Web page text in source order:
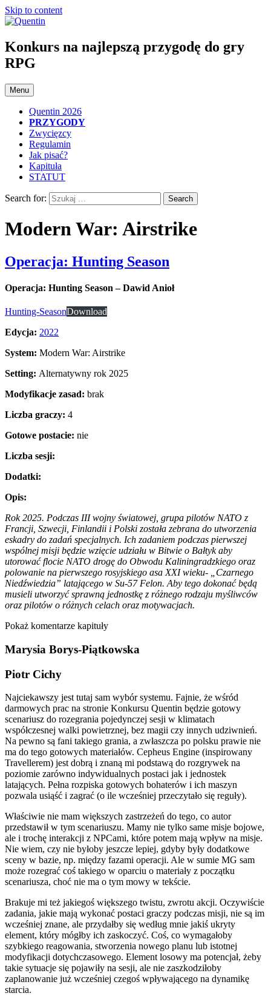
Skip to content
Konkurs na najlepszą przygodę do gry
RPG
Menu
Quentin 2026
PRZYGODY
Zwycięzcy
Regulamin
Jak pisać?
Kapituła
STATUT
Search for:
Modern War: Airstrike
Operacja: Hunting Season
Operacja: Hunting Season – Dawid Anioł
Hunting-SeasonDownload
Edycja: 2022
System: Modern War: Airstrike
Setting: Alternatywny rok 2025
Modyfikacje zasad: brak
Liczba graczy: 4
Gotowe postacie: nie
Liczba sesji:
Dodatki:
Opis:
Rok 2025. Podczas III wojny światowej, grupa pilotów NATO z
Francji, Szwecji, Finlandii i Polski została zebrana do utworzenia
eskadry do zadań specjalnych. Ich zadaniem podczas pierwszej
wspólnej misji będzie wzięcie udziału w Bitwie o Bałtyk aby
utorować flocie NATO drogę do Obwodu Kaliningradzkiego oraz
polowanie na pierwszego rosyjskiego asa XXI wieku- „Czarnego
Niedźwiedzia” latającego w Su-57 Felon. Aby tego dokonać będą
musieli utworzyć sprawną jednostkę z różnego rodzaju myśliwców
oraz pilotów o różnych celach oraz motywacjach.
Pokaż komentarze kapituły
Marysia Borys-Piątkowska
Piotr Cichy
Najciekawszy jest tutaj sam wybór systemu. Fajnie, że wśród
darmowych prac na stronie Konkursu Quentin będzie gotowy
scenariusz do rozegrania pojedynczej sesji w klimatach
współczesnej walki powietrznej, bez magii czy innych udziwnień.
Na pewno są fani takiego grania, a zwłaszcza po polsku prawie nie
ma do tego gotowych materiałów. Cepheus Engine (inspirowany
Travellerem) jest dobrą i znaną mi podstawą do rozgrywek na
poziomie zarówno indywidualnych postaci jak i jednostek
latających. Pełna rozpiska gotowych bohaterów i ich maszyn
pozwala usiąść i zagrać (o ile wcześniej przeczytało się reguły).
Właściwie nie mam większych zastrzeżeń do tego, co autor
przedstawił w tym scenariuszu. Mamy nie tylko same misje bojowe,
ale i trochę interakcji z NPCami, które potem mają wpływ na misje.
Nie wiem, czy nie byłoby jeszcze lepiej, gdyby były dodatkowe
sceny w bazie, np. między fazami operacji. Ale w sumie MG sam
może rozegrać coś takiego w oparciu o materiały z początku
scenariusza, choć nie ma o tym mowy w tekście.
Brakuje mi też jakiegoś większego twistu, zwrotu akcji. Oczywiście
zadania, jakie mają wykonać postaci graczy podczas misji, nie są im
wcześniej znane, ale przydałby się według mnie jakiś ukryty
element, który mógłby ich zaskoczyć. Coś, co wymagałoby
szybkiego reagowania, stworzenia nowego planu lub istotnej
modyfikacji dotychczasowego. Element losowy ma potencjał, żeby
takie sytuacje się pojawiły na sesji, ale nie zaszkodziłoby
zaplanowanie już wcześniej czegoś wpływającego na dynamikę
starcia.